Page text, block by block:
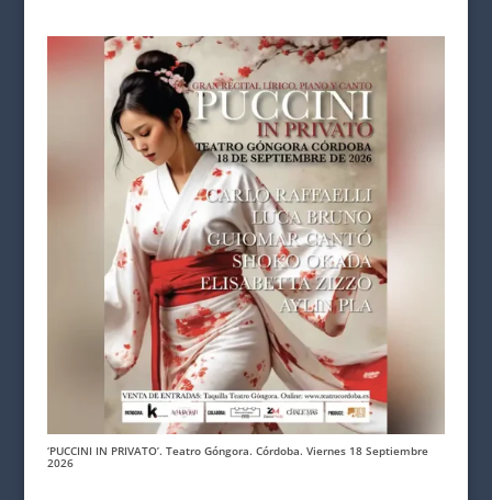
‘PUCCINI IN PRIVATO’. Teatro Góngora. Córdoba. Viernes 18 Septiembre
2026